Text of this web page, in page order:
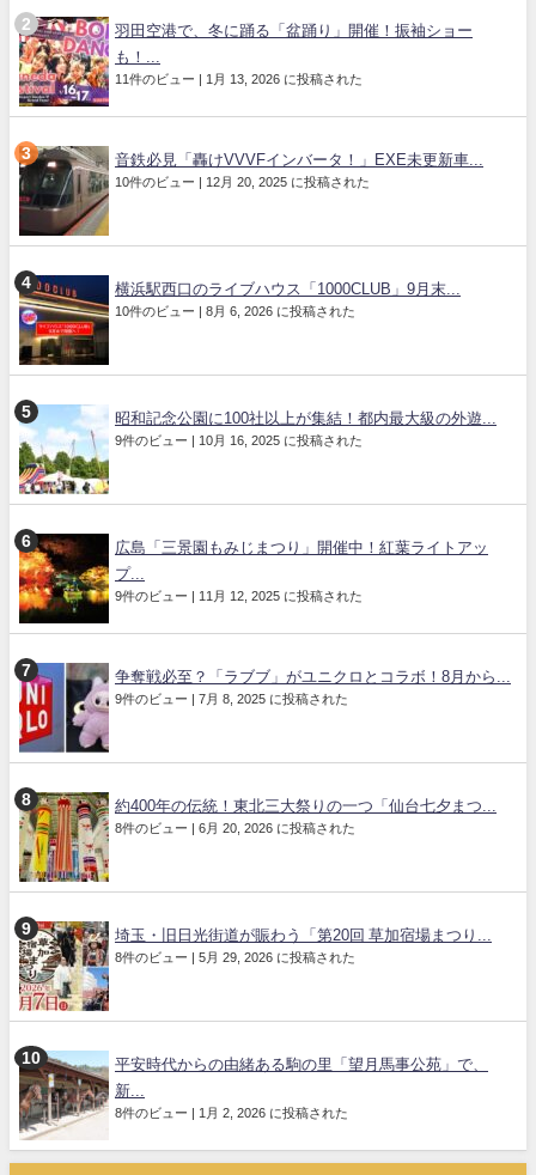
羽田空港で、冬に踊る「盆踊り」開催！振袖ショー
も！...
11件のビュー | 1月 13, 2026 に投稿された
音鉄必見「轟けVVVFインバータ！」EXE未更新車...
10件のビュー | 12月 20, 2025 に投稿された
横浜駅西口のライブハウス「1000CLUB」9月末...
10件のビュー | 8月 6, 2026 に投稿された
昭和記念公園に100社以上が集結！都内最大級の外遊...
9件のビュー | 10月 16, 2025 に投稿された
広島「三景園もみじまつり」開催中！紅葉ライトアッ
プ...
9件のビュー | 11月 12, 2025 に投稿された
争奪戦必至？「ラブブ」がユニクロとコラボ！8月から...
9件のビュー | 7月 8, 2025 に投稿された
約400年の伝統！東北三大祭りの一つ「仙台七夕まつ...
8件のビュー | 6月 20, 2026 に投稿された
埼玉・旧日光街道が賑わう「第20回 草加宿場まつり...
8件のビュー | 5月 29, 2026 に投稿された
平安時代からの由緒ある駒の里「望月馬事公苑」で、
新...
8件のビュー | 1月 2, 2026 に投稿された